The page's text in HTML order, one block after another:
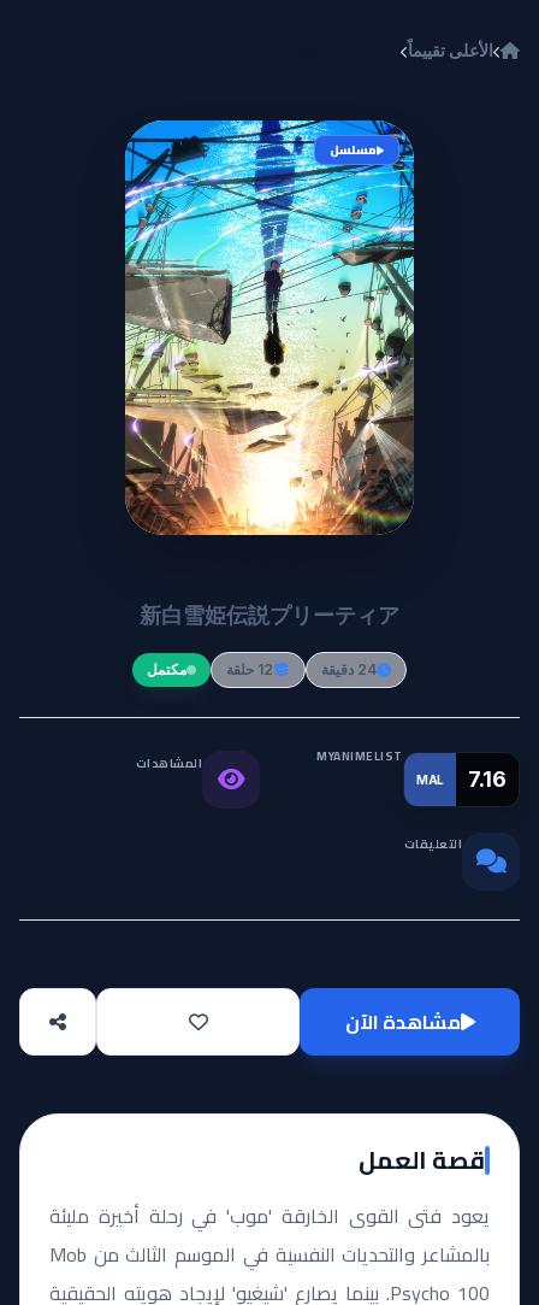
الأعلى تقييماً
مسلسل
Mob Psycho 100 III
新白雪姫伝説プリーティア
24 دقيقة 12 حلقة مكتمل
MAL 7.16
MYANIMELIST المشاهدات
التعليقات
مشاهدة الآن
قصة العمل
يعود فتى القوى الخارقة 'موب' في رحلة أخيرة مليئة
بالمشاعر والتحديات النفسية في الموسم الثالث من Mob
Psycho 100. بينما يصارع 'شيغيو' لإيجاد هويته الحقيقية